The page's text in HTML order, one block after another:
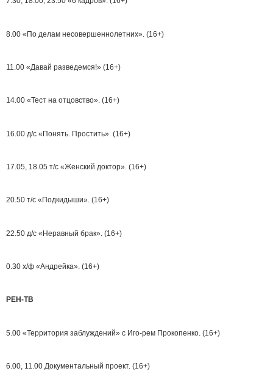
8.00 «По делам несовершеннолетних». (16+)
11.00 «Давай разведемся!» (16+)
14.00 «Тест на отцовство». (16+)
16.00 д/с «Понять. Простить». (16+)
17.05, 18.05 т/с «Женский доктор». (16+)
20.50 т/с «Подкидыши». (16+)
22.50 д/с «Неравный брак». (16+)
0.30 х/ф «Андрейка». (16+)
РЕН-ТВ
5.00 «Территория заблуждений» с Иго-рем Прокопенко. (16+)
6.00, 11.00 Документальный проект. (16+)